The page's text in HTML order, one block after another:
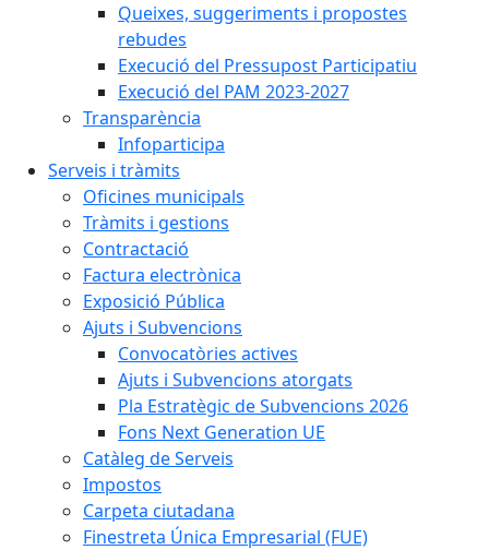
Queixes, suggeriments i propostes
rebudes
Execució del Pressupost Participatiu
Execució del PAM 2023-2027
Transparència
Infoparticipa
Serveis i tràmits
Oficines municipals
Tràmits i gestions
Contractació
Factura electrònica
Exposició Pública
Ajuts i Subvencions
Convocatòries actives
Ajuts i Subvencions atorgats
Pla Estratègic de Subvencions 2026
Fons Next Generation UE
Catàleg de Serveis
Impostos
Carpeta ciutadana
Finestreta Única Empresarial (FUE)